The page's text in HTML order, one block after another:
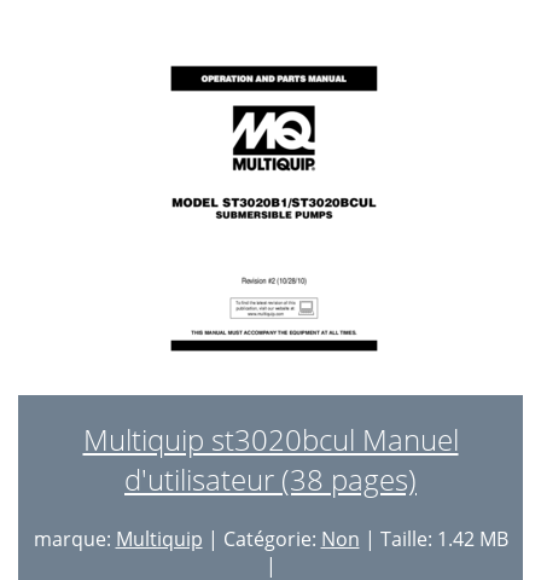
Multiquip st3020bcul Manuel
d'utilisateur (38 pages)
marque: Multiquip | Catégorie: Non | Taille: 1.42 MB
|